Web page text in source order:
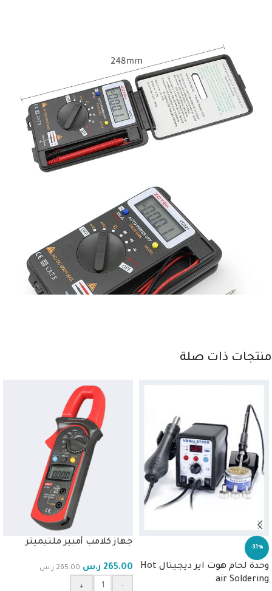
منتجات ذات صلة
-31%
وحدة لحام هوت اير ديجيتال Hot
air Soldering
جهاز كلامب أمبير ملتيميتر
265.00 ر.س 265.00 ر.س
-
+